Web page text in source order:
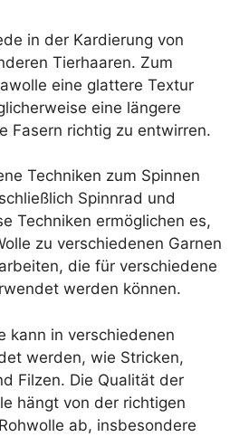
in der Kardierung von
Tierhaaren. Zum
eine glattere Textur
eine längere
Fasern richtig zu entwirren.
Techniken zum Spinnen
Spinnrad und
Techniken ermöglichen es,
zu verschiedenen Garnen
die für verschiedene
werden können.
kann in verschiedenen
werden, wie Stricken,
Filzen. Die Qualität der
hängt von der richtigen
ab, insbesondere